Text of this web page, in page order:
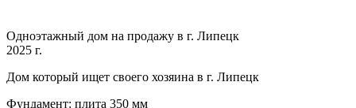
Одноэтажный дом на продажу в г. Липецк
2025 г.
Дом который ищет своего хозяина в г. Липецк
Фундамент: плита 350 мм